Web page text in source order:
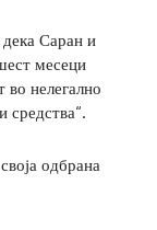
Саран и
месеци
во нелегално
средства“.
одбрана